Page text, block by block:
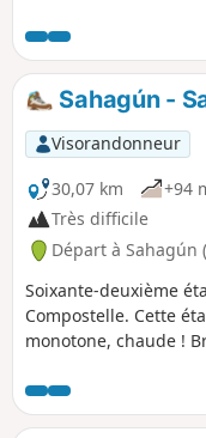
Jacques. Étape assez
pour visiter cette ville.
Sahagún -
Visorandonneur
30,07 km
+94
Très difficile
Départ à Sahagún
Soixante-deuxième
Compostelle. Cette
monotone, chaude !
rocailleuse plaine de
d'interminables